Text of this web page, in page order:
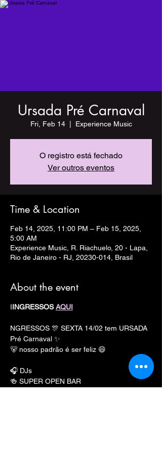
Ursada Pré Carnaval
Fri, Feb 14
  |
Experience Music
O registro está fechado
Ver outros eventos
Time & Location
Feb 14, 2025, 11:00 PM – Feb 15, 2025,
5:00 AM
Experience Music, R. Riachuelo, 20 - Lapa,
Rio de Janeiro - RJ, 20230-014, Brasil
About the event
IINGRESSOS AQUI
NGRESSOS 🎊 SEXTA 14/02 tem URSADA
Pré Carnaval ✨
🐻 nosso padrão é ser feliz 😄
🎧 DJs
🍻 SUPER OPEN BAR